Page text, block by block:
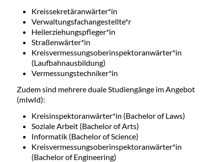
Kreissekretäranwärter*in
Verwaltungsfachangestellte*r
Heilerziehungspfleger*in
Straßenwärter*in
Kreisvermessungsoberinspektoranwärter*in
(Laufbahnausbildung)
Vermessungstechniker*in
Zudem sind mehrere duale Studiengänge im Angebot
(mIwId):
Kreisinspektoranwärter*in (Bachelor of Laws)
Soziale Arbeit (Bachelor of Arts)
Informatik (Bachelor of Science)
Kreisvermessungsoberinspektoranwärter*in
(Bachelor of Engineering)